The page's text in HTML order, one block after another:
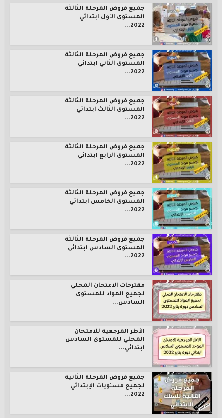
جميع فروض المرحلة الثالثة
المستوى الأول ابتدائي
2022...
جميع فروض المرحلة الثالثة
المستوى الثاني ابتدائي
2022...
جميع فروض المرحلة الثالثة
المستوى الثالث ابتدائي
2022...
جميع فروض المرحلة الثالثة
المستوى الرابع ابتدائي
2022...
جميع فروض المرحلة الثالثة
المستوى الخامس ابتدائي
2022...
جميع فروض المرحلة الثالثة
المستوى السادس ابتدائي
2022...
مقترحات الامتحان المحلي
لجميع المواد للمستوى
السادس...
الأطر المرجعية للامتحان
المحلي للمستوى السادس
ابتدائي...
جميع فروض المرحلة الثانية
لجميع مستويات الإبتدائي
2022...